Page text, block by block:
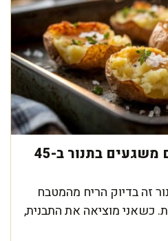
תפוחי אדמה דרוסים משגעים בתנור ב-45
זה בדיוק הריח מהמטבח
כשאני מוציאה את התבנית,